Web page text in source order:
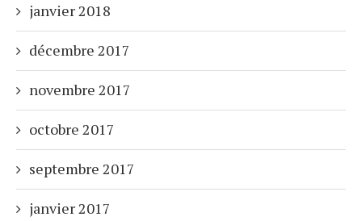
janvier 2018
décembre 2017
novembre 2017
octobre 2017
septembre 2017
janvier 2017